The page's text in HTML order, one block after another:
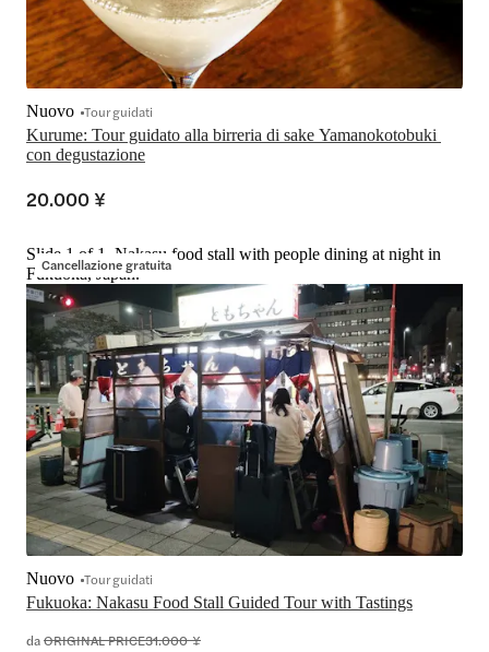
Kurume: Tour guidato alla birreria di sake Yamanokotobuki
con degustazione
Nuovo Tour guidati
20.000 ¥
Cancellazione gratuita
Slide 1 of 1, Nakasu food stall with people dining at night in
Fukuoka, Japan.
Fukuoka: Nakasu Food Stall Guided Tour with Tastings
Nuovo Tour guidati
daORIGINAL PRICE31.000 ¥